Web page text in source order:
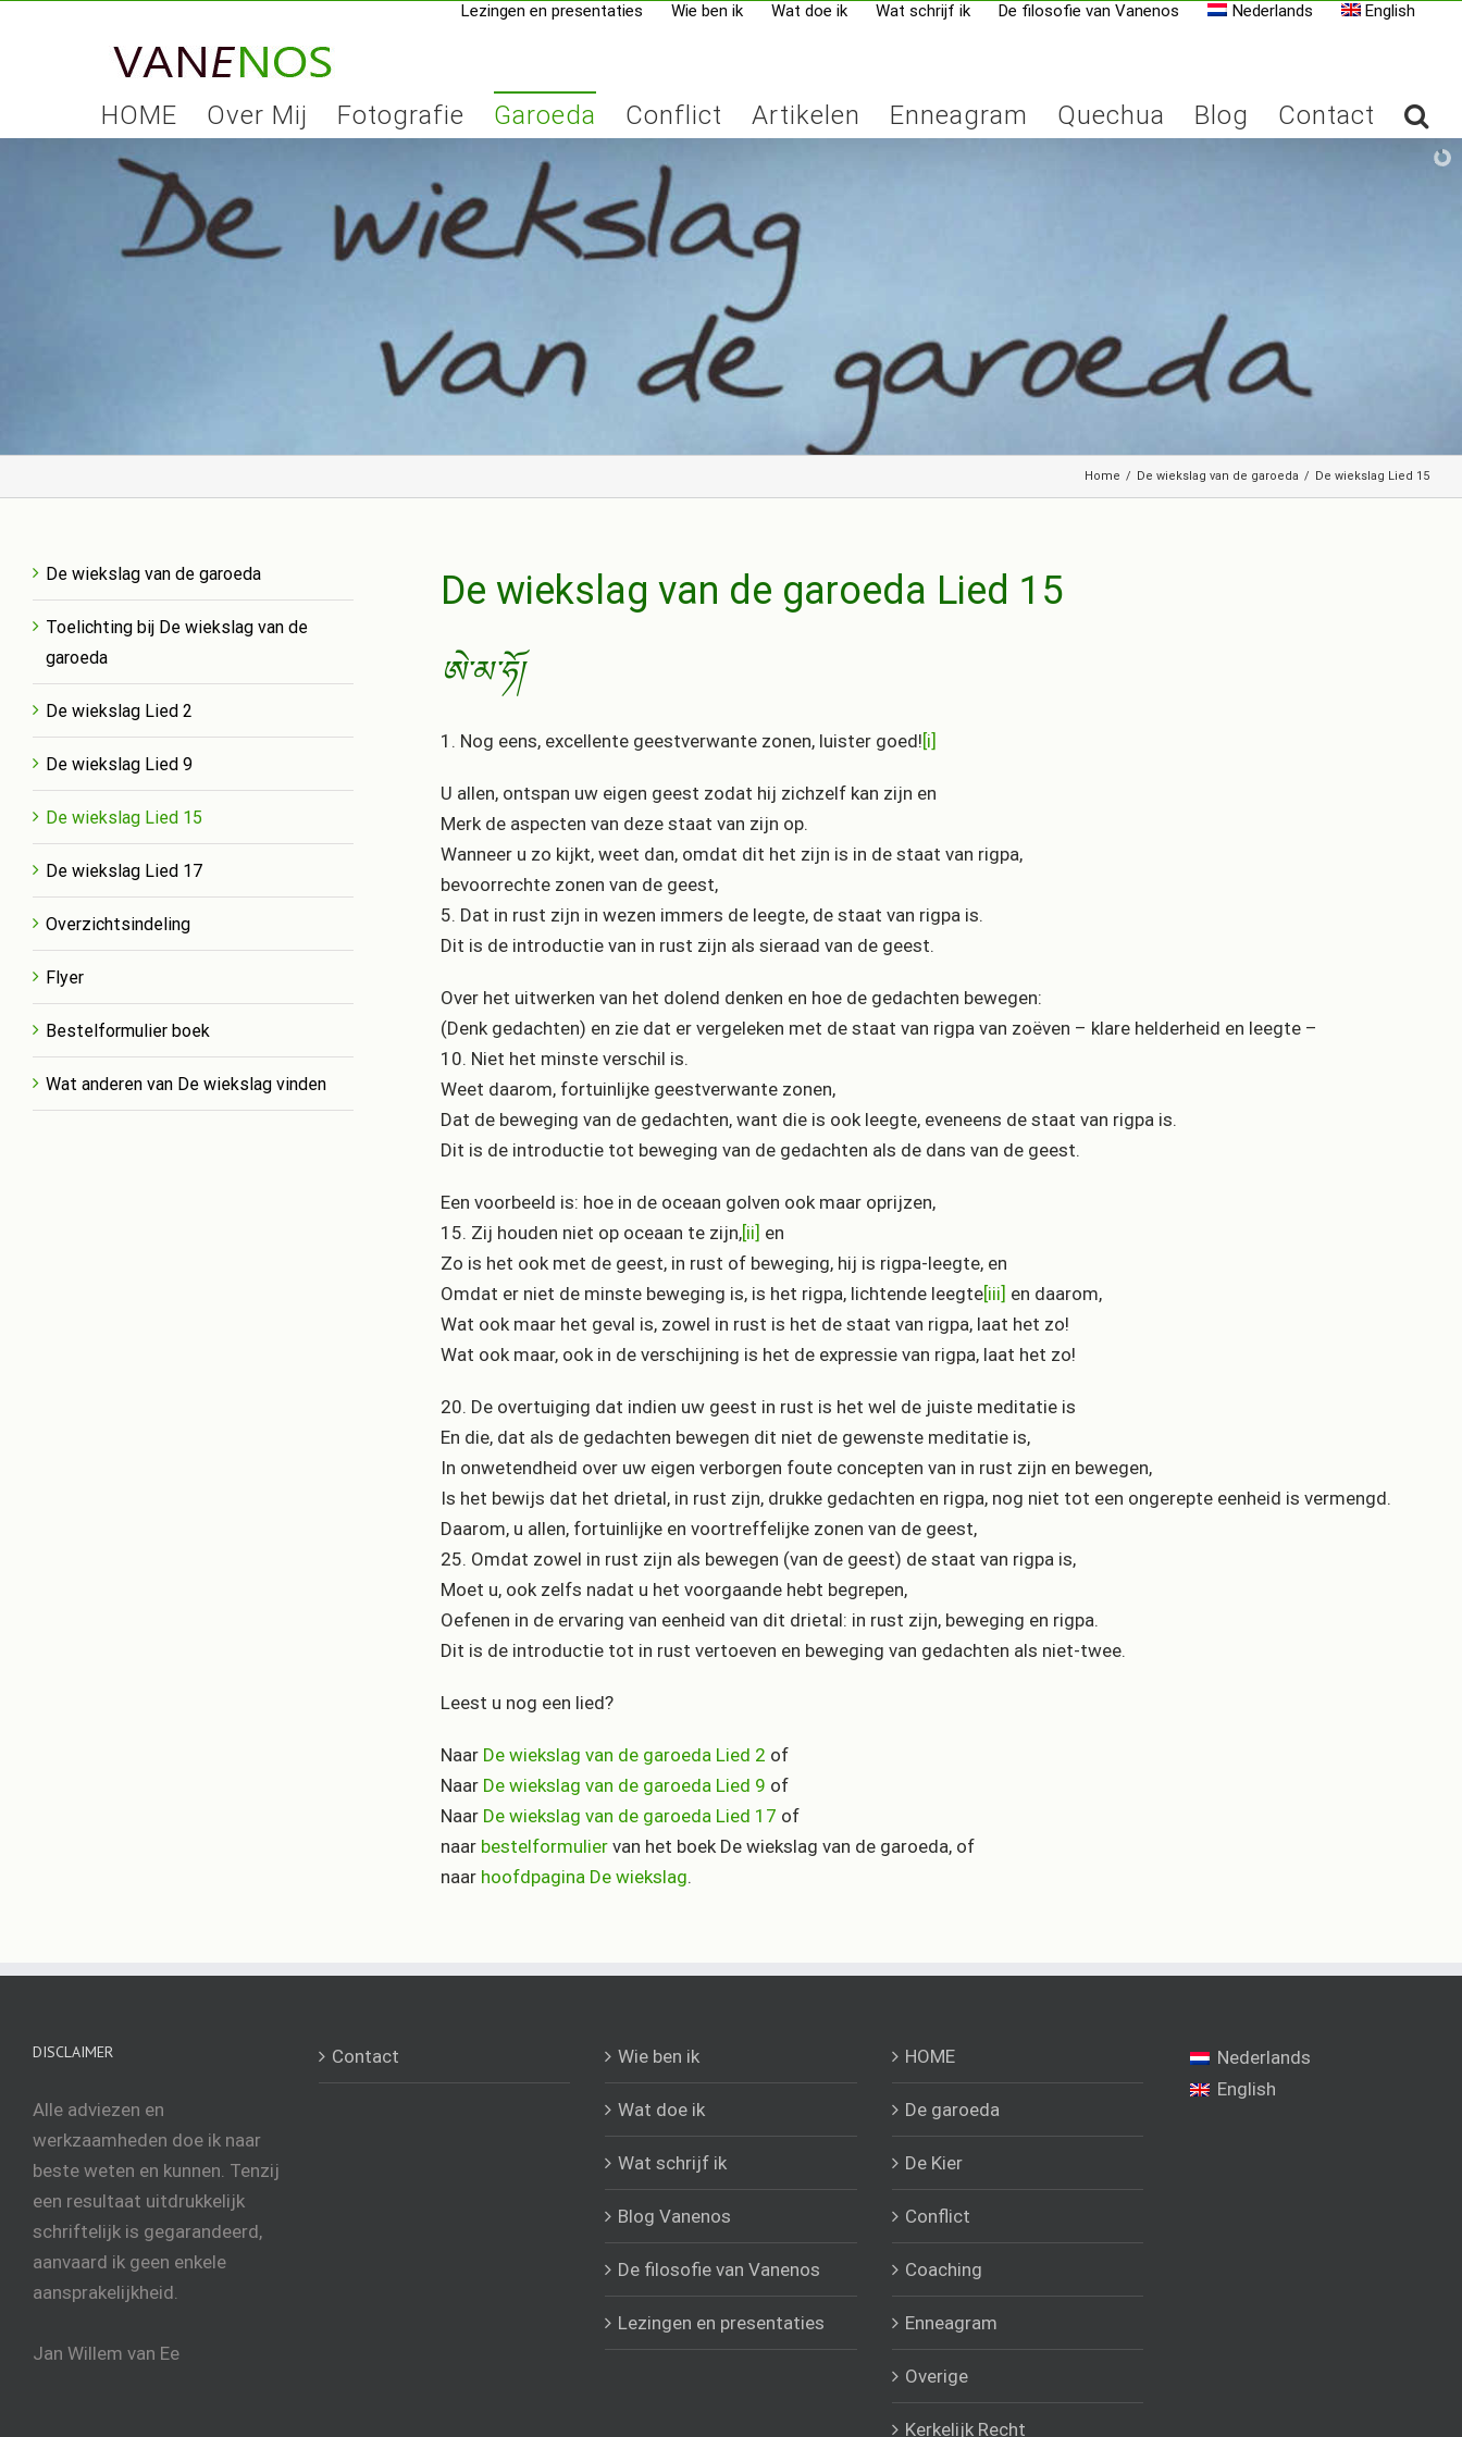
Lezingen en presentaties Wie ben ik Wat doe ik Wat schrijf ik De filosofie van Vanenos Nederlands English
HOME Over Mij Fotografie Garoeda Conflict Artikelen Enneagram Quechua Blog Contact
Home / De wiekslag van de garoeda / De wiekslag Lied 15
De wiekslag van de garoeda Lied 15
ཨེ་མ་ཧོ།
1. Nog eens, excellente geestverwante zonen, luister goed![i]
U allen, ontspan uw eigen geest zodat hij zichzelf kan zijn en
Merk de aspecten van deze staat van zijn op.
Wanneer u zo kijkt, weet dan, omdat dit het zijn is in de staat van rigpa,
bevoorrechte zonen van de geest,
5. Dat in rust zijn in wezen immers de leegte, de staat van rigpa is.
Dit is de introductie van in rust zijn als sieraad van de geest.
Over het uitwerken van het dolend denken en hoe de gedachten bewegen:
(Denk gedachten) en zie dat er vergeleken met de staat van rigpa van zoëven – klare helderheid en leegte –
10. Niet het minste verschil is.
Weet daarom, fortuinlijke geestverwante zonen,
Dat de beweging van de gedachten, want die is ook leegte, eveneens de staat van rigpa is.
Dit is de introductie tot beweging van de gedachten als de dans van de geest.
Een voorbeeld is: hoe in de oceaan golven ook maar oprijzen,
15. Zij houden niet op oceaan te zijn,[ii] en
Zo is het ook met de geest, in rust of beweging, hij is rigpa-leegte, en
Omdat er niet de minste beweging is, is het rigpa, lichtende leegte[iii] en daarom,
Wat ook maar het geval is, zowel in rust is het de staat van rigpa, laat het zo!
Wat ook maar, ook in de verschijning is het de expressie van rigpa, laat het zo!
20. De overtuiging dat indien uw geest in rust is het wel de juiste meditatie is
En die, dat als de gedachten bewegen dit niet de gewenste meditatie is,
In onwetendheid over uw eigen verborgen foute concepten van in rust zijn en bewegen,
Is het bewijs dat het drietal, in rust zijn, drukke gedachten en rigpa, nog niet tot een ongerepte eenheid is vermengd.
Daarom, u allen, fortuinlijke en voortreffelijke zonen van de geest,
25. Omdat zowel in rust zijn als bewegen (van de geest) de staat van rigpa is,
Moet u, ook zelfs nadat u het voorgaande hebt begrepen,
Oefenen in de ervaring van eenheid van dit drietal: in rust zijn, beweging en rigpa.
Dit is de introductie tot in rust vertoeven en beweging van gedachten als niet-twee.
Leest u nog een lied?
Naar De wiekslag van de garoeda Lied 2 of
Naar De wiekslag van de garoeda Lied 9 of
Naar De wiekslag van de garoeda Lied 17 of
naar bestelformulier van het boek De wiekslag van de garoeda, of
naar hoofdpagina De wiekslag.
De wiekslag van de garoeda
Toelichting bij De wiekslag van de
garoeda
De wiekslag Lied 2
De wiekslag Lied 9
De wiekslag Lied 15
De wiekslag Lied 17
Overzichtsindeling
Flyer
Bestelformulier boek
Wat anderen van De wiekslag vinden
DISCLAIMER
Alle adviezen en
werkzaamheden doe ik naar
beste weten en kunnen. Tenzij
een resultaat uitdrukkelijk
schriftelijk is gegarandeerd,
aanvaard ik geen enkele
aansprakelijkheid.
Jan Willem van Ee
Contact Wie ben ik
Wat doe ik
Wat schrijf ik
Blog Vanenos
De filosofie van Vanenos
Lezingen en presentaties
HOME
De garoeda
De Kier
Conflict
Coaching
Enneagram
Overige
Kerkelijk Recht
Nederlands
English